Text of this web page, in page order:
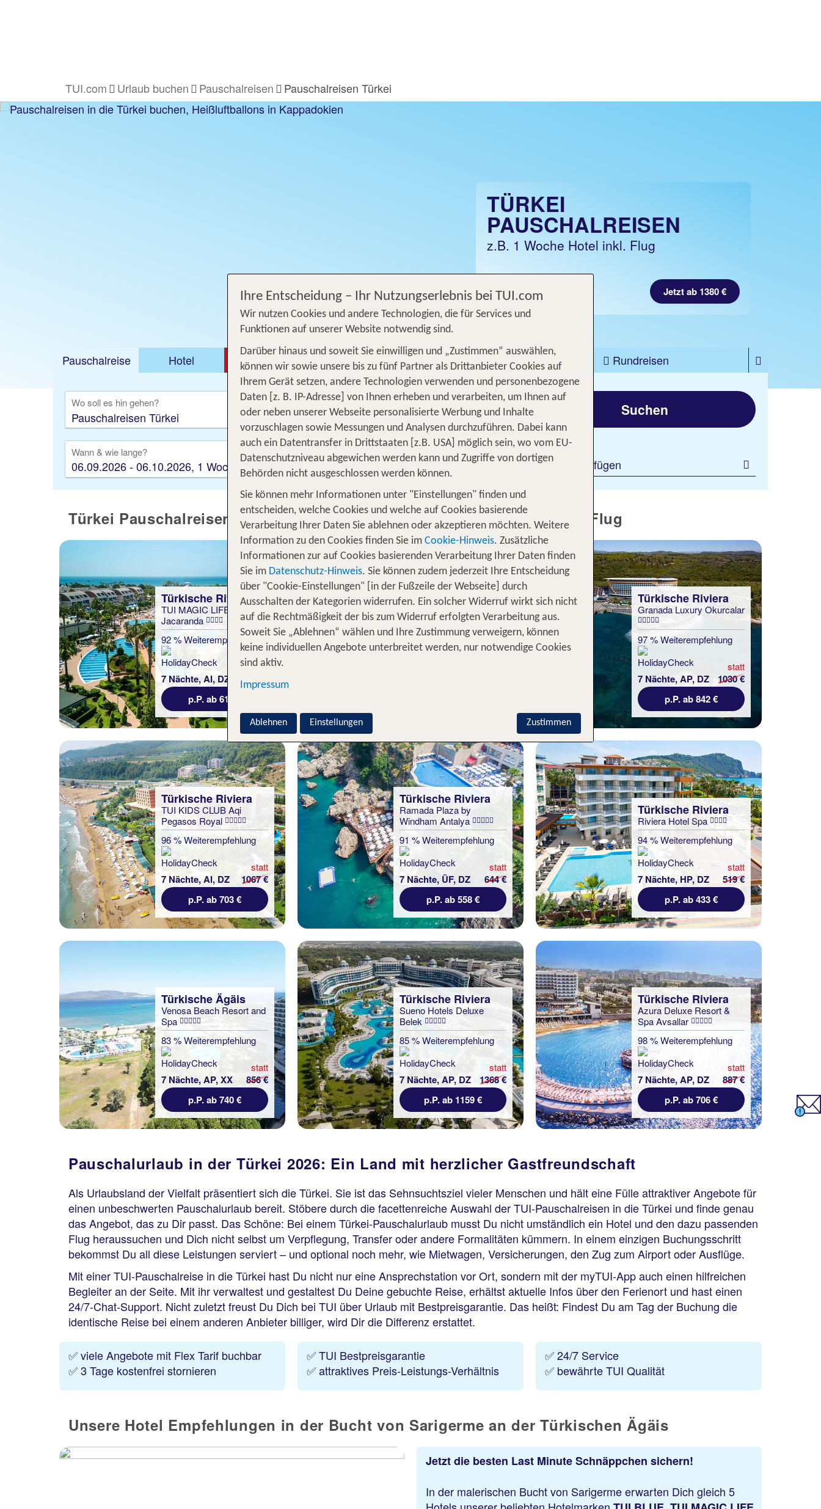
TUI.com Urlaub buchen Pauschalreisen Pauschalreisen Türkei
TÜRKEI
PAUSCHALREISEN
z.B. 1 Woche Hotel inkl. Flug
Jetzt ab 1380 €
Pauschalreise Hotel DEALS Flug Ferienhaus Mietwagen Kreuzfahrten
Rundreisen
Ausflüge
Camper Privattransfer Zusatzleistungen
Wo soll es hin gehen? Von wo?
Beliebig
Wann & wie lange?
06.09.2026 - 06.10.2026, 1 Woche
Wer reist mit?
2 Erwachsene
Suchen
Filter hinzufügen
Türkei Pauschalreisen - Unsere TOP Angebote für 1 Woche Hotel inkl. Flug
Türkische Riviera
TUI MAGIC LIFE
Jacaranda
92 % Weiterempfehlung
7 Nächte, AI, DZ
statt
p.P. ab 618 €
Halbinsel Bodrum
Salmakis Beach Resort &
Spa
70 % Weiterempfehlung
Türkische Riviera
Granada Luxury Okurcalar
97 % Weiterempfehlung
7 Nächte, AP, DZ
statt
1030 €
p.P. ab 842 €
Türkische Riviera
TUI KIDS CLUB Aqi
Pegasos Royal
96 % Weiterempfehlung
7 Nächte, AI, DZ
statt
1067 €
p.P. ab 703 €
Türkische Riviera
Ramada Plaza by
Windham Antalya
91 % Weiterempfehlung
7 Nächte, ÜF, DZ
statt
644 €
p.P. ab 558 €
Türkische Riviera
Riviera Hotel Spa
94 % Weiterempfehlung
7 Nächte, HP, DZ
statt
519 €
p.P. ab 433 €
Türkische Ägäis
Venosa Beach Resort and
Spa
83 % Weiterempfehlung
7 Nächte, AP, XX
statt
856 €
p.P. ab 740 €
Türkische Riviera
Sueno Hotels Deluxe
Belek
85 % Weiterempfehlung
7 Nächte, AP, DZ
statt
1368 €
p.P. ab 1159 €
Türkische Riviera
Azura Deluxe Resort &
Spa Avsallar
98 % Weiterempfehlung
7 Nächte, AP, DZ
statt
887 €
p.P. ab 706 €
Pauschalurlaub in der Türkei 2026: Ein Land mit herzlicher Gastfreundschaft
Als Urlaubsland der Vielfalt präsentiert sich die Türkei. Sie ist das Sehnsuchtsziel vieler Menschen und hält eine Fülle attraktiver Angebote für
einen unbeschwerten Pauschalurlaub bereit. Stöbere durch die facettenreiche Auswahl der TUI-Pauschalreisen in die Türkei und finde genau
das Angebot, das zu Dir passt. Das Schöne: Bei einem Türkei-Pauschalurlaub musst Du nicht umständlich ein Hotel und den dazu passenden
Flug heraussuchen und Dich nicht selbst um Verpflegung, Transfer oder andere Formalitäten kümmern. In einem einzigen Buchungsschritt
bekommst Du all diese Leistungen serviert – und optional noch mehr, wie Mietwagen, Versicherungen, den Zug zum Airport oder Ausflüge.
Mit einer TUI-Pauschalreise in die Türkei hast Du nicht nur eine Ansprechstation vor Ort, sondern mit der myTUI-App auch einen hilfreichen
Begleiter an der Seite. Mit ihr verwaltest und gestaltest Du Deine gebuchte Reise, erhältst aktuelle Infos über den Ferienort und hast einen
24/7-Chat-Support. Nicht zuletzt freust Du Dich bei TUI über Urlaub mit Bestpreisgarantie. Das heißt: Findest Du am Tag der Buchung die
identische Reise bei einem anderen Anbieter billiger, wird Dir die Differenz erstattet.
✅ viele Angebote mit Flex Tarif buchbar
✅ 3 Tage kostenfrei stornieren
✅ TUI Bestpreisgarantie
✅ attraktives Preis-Leistungs-Verhältnis
✅ 24/7 Service
✅ bewährte TUI Qualität
Unsere Hotel Empfehlungen in der Bucht von Sarigerme an der Türkischen Ägäis
Jetzt die besten Last Minute Schnäppchen sichern!
​In der malerischen Bucht von Sarigerme erwarten Dich gleich 5
Ihre Entscheidung – Ihr Nutzungserlebnis bei TUI.com
Wir nutzen Cookies und andere Technologien, die für Services und
Funktionen auf unserer Website notwendig sind.
Darüber hinaus und soweit Sie einwilligen und „Zustimmen“ auswählen,
können wir sowie unsere bis zu fünf Partner als Drittanbieter Cookies auf
Ihrem Gerät setzen, andere Technologien verwenden und personenbezogene
Daten [z. B. IP-Adresse] von Ihnen erheben und verarbeiten, um Ihnen auf
oder neben unserer Webseite personalisierte Werbung und Inhalte
vorzuschlagen sowie Messungen und Analysen durchzuführen. Dabei kann
auch ein Datentransfer in Drittstaaten [z.B. USA] möglich sein, wo vom EU-
Datenschutzniveau abgewichen werden kann und Zugriffe von dortigen
Behörden nicht ausgeschlossen werden können.
Sie können mehr Informationen unter "Einstellungen" finden und
entscheiden, welche Cookies und welche auf Cookies basierende
Verarbeitung Ihrer Daten Sie ablehnen oder akzeptieren möchten. Weitere
Information zu den Cookies finden Sie im Cookie-Hinweis. Zusätzliche
Informationen zur auf Cookies basierenden Verarbeitung Ihrer Daten finden
Sie im Datenschutz-Hinweis. Sie können zudem jederzeit Ihre Entscheidung
über "Cookie-Einstellungen" [in der Fußzeile der Webseite] durch
Ausschalten der Kategorien widerrufen. Ein solcher Widerruf wirkt sich nicht
auf die Rechtmäßigkeit der bis zum Widerruf erfolgten Verarbeitung aus.
Soweit Sie „Ablehnen“ wählen und Ihre Zustimmung verweigern, können
keine individuellen Angebote unterbreitet werden, nur notwendige Cookies
sind aktiv.
Impressum
Zustimmen
Ablehnen Einstellungen